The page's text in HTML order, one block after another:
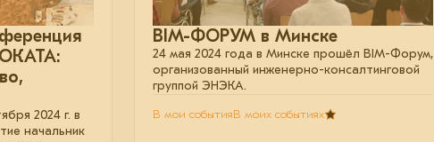
2024 г. в
начальник
BIM-ФОРУМ в Минске
24 мая 2024 года в Минске прошёл BIM-Форум,
организованный инженерно-консалтинговой
группой ЭНЭКА.
В мои событияВ моих событиях